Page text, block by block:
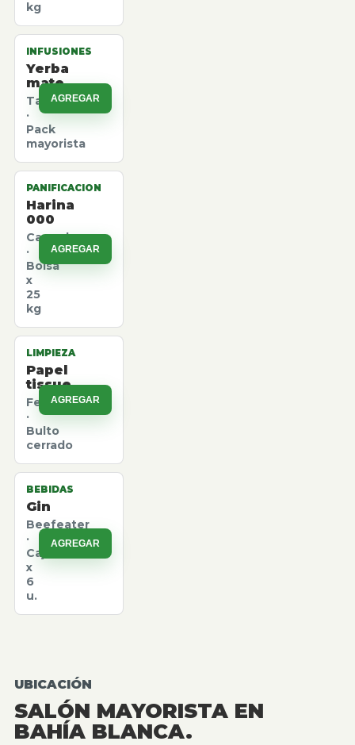
kg
INFUSIONES
Yerba
mate
Taragui
·
Pack
mayorista
AGREGAR
PANIFICACION
Harina
000
Canuelas
·
Bolsa
x
25
kg
AGREGAR
LIMPIEZA
Papel
tissue
Felpita
·
Bulto
cerrado
AGREGAR
BEBIDAS
Gin
Beefeater
·
Caja
x
6
u.
AGREGAR
UBICACIÓN
SALÓN MAYORISTA EN
BAHÍA BLANCA.